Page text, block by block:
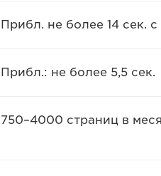
Прибл. не более 14 сек.
Прибл.: не более 5,5 сек.
750–4000 страниц в